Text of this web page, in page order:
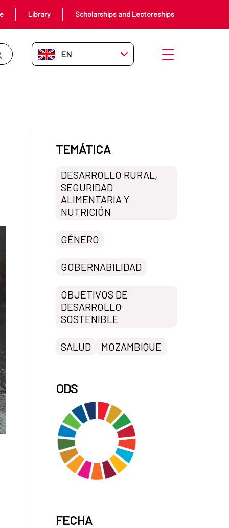
Library Scholarships and Lectoreships
EN-GB Open menu
TEMÁTICA
DESARROLLO RURAL,
SEGURIDAD
ALIMENTARIA Y
NUTRICIÓN
GÉNERO
GOBERNABILIDAD
OBJETIVOS DE
DESARROLLO
SOSTENIBLE
SALUD MOZAMBIQUE
ODS
FECHA